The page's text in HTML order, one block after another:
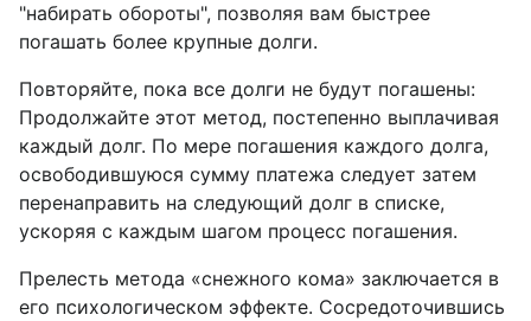
"набирать обороты", позволяя вам быстрее
погашать более крупные долги.
Повторяйте, пока все долги не будут погашены:
Продолжайте этот метод, постепенно выплачивая
каждый долг. По мере погашения каждого долга,
освободившуюся сумму платежа следует затем
перенаправить на следующий долг в списке,
ускоряя с каждым шагом процесс погашения.
Прелесть метода «снежного кома» заключается в
его психологическом эффекте. Сосредоточившись